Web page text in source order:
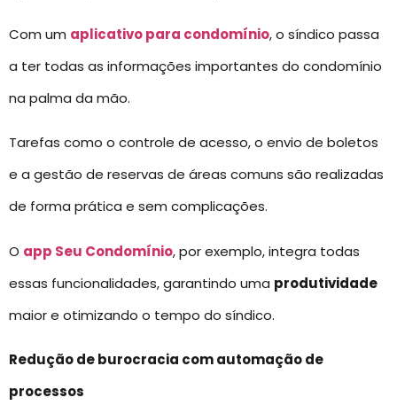
Com um aplicativo para condomínio, o síndico passa
a ter todas as informações importantes do condomínio
na palma da mão.
Tarefas como o controle de acesso, o envio de boletos
e a gestão de reservas de áreas comuns são realizadas
de forma prática e sem complicações.
O app Seu Condomínio, por exemplo, integra todas
essas funcionalidades, garantindo uma produtividade
maior e otimizando o tempo do síndico.
Redução de burocracia com automação de
processos